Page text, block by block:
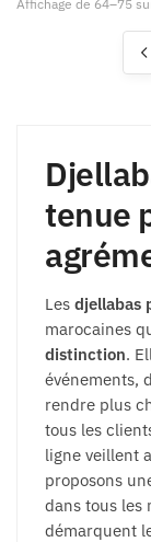
Affichage de 64–75
tenue
Les djellabas
marocaines
distinction.
événements,
rendre plus
tous les
ligne veillent
proposons
dans tous les
démarquent